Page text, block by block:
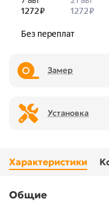
Замер
Установка
Характеристики
Общие